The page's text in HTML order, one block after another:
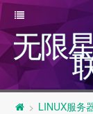
无限
> LINUX服务